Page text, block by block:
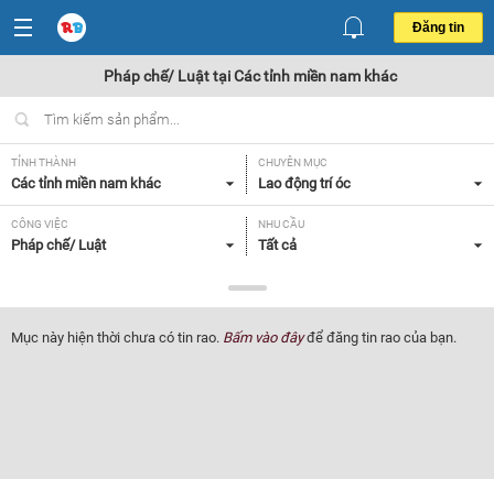
Đăng tin
Pháp chế/ Luật tại Các tỉnh miền nam khác
TỈNH THÀNH
Các tỉnh miền nam khác
CHUYÊN MỤC
Lao động trí óc
CÔNG VIỆC
Pháp chế/ Luật
NHU CẦU
Tất cả
Tất cả
Mục này hiện thời chưa có tin rao. Bấm vào đâyđể đăng tin rao của bạn.